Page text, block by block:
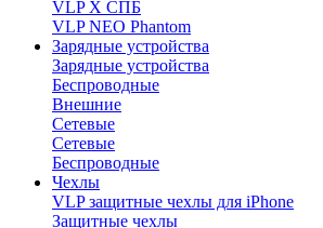
VLP X СПБ
VLP NEO Phantom
Зарядные устройства
Зарядные устройства
Беспроводные
Внешние
Сетевые
Сетевые
Беспроводные
Чехлы
VLP защитные чехлы для iPhone
Защитные чехлы